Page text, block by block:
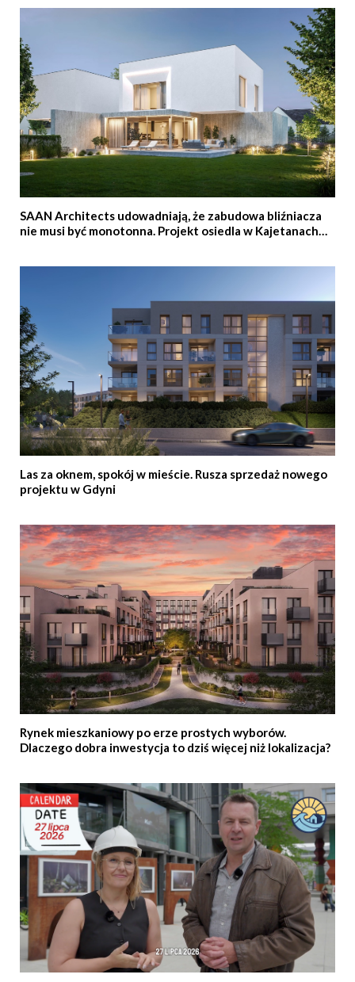
SAAN Architects udowadniają, że zabudowa bliźniacza
nie musi być monotonna. Projekt osiedla w Kajetanach
Las za oknem, spokój w mieście. Rusza sprzedaż nowego
projektu w Gdyni
Rynek mieszkaniowy po erze prostych wyborów.
Dlaczego dobra inwestycja to dziś więcej niż lokalizacja?